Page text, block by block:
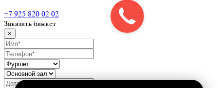
+7 925 820 02 02
Заказать банкет
×